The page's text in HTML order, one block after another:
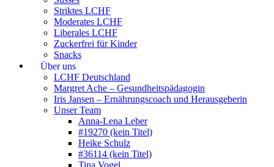
Striktes LCHF
Moderates LCHF
Liberales LCHF
Zuckerfrei für Kinder
Snacks
Über uns
LCHF Deutschland
Margret Ache – Gesundheitspädagogin
Iris Jansen – Ernährungscoach und Herausgeberin
Unser Team
Anna-Lena Leber
#19270 (kein Titel)
Heike Schulz
#36114 (kein Titel)
Tina Vogel